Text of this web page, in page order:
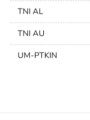
TNI AL
TNI AU
UM-PTKIN